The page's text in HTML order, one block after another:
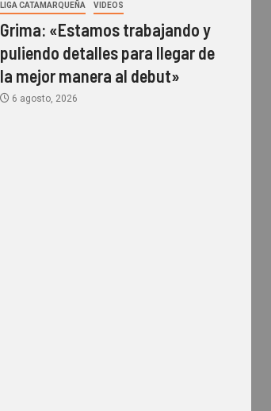
LIGA CATAMARQUEÑA VIDEOS
Grima: «Estamos trabajando y
puliendo detalles para llegar de
la mejor manera al debut»
6 agosto, 2026